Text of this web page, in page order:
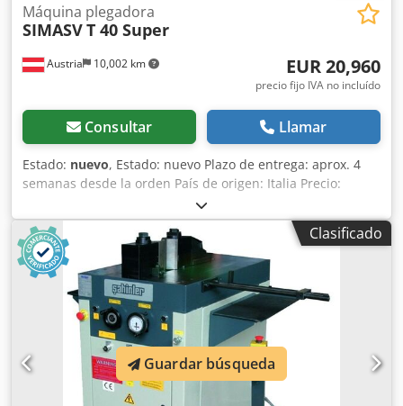
Austria 10,002 km
Máquina plegadora
SIMASVT 40 Super
EUR 20,960
precio fijo IVA no incluído
Consultar Llamar
Estado: nuevo, Estado: nuevo Plazo de entrega: aprox. 4
semanas desde la orden País de origen: Italia Precio:
20.960 € Cuota de leasing: 402,43 € Fuerza de prensado: 40
t Carrera: 250 mm Capacidad máxima de doblado - acero
de construcción: 200 x 20 mm Mesa: 1100 x 620 mm
Diámetro del bulón: 55 mm Velocidad de trabajo: 4,7 - 9,1
mm/s Velocidad de retroceso: 45 mm/s Depósito de aceite:
45 l Motor: 3 kW Altura de trabajo: 950 mm Longitud: 1250
mm Ancho: 900 mm Chedpfsxh Ruljx Angea Altura: 1000
mm Peso: 750 kg 2 bulones de sujeción, altura 110 mm
(otras alturas bajo consulta) Tope manual de 500 mm con
escala milimétrica Velocidad ajustable 2 volantes para el
ajuste de la carrera y del punto de retroceso Ajuste preciso
Clasificado
Guardar búsqueda